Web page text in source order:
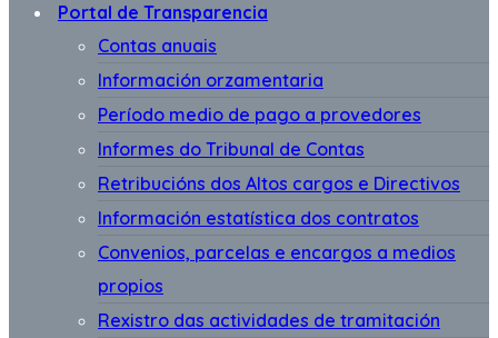
Portal de Transparencia
Contas anuais
Información orzamentaria
Período medio de pago a provedores
Informes do Tribunal de Contas
Retribucións dos Altos cargos e Directivos
Información estatística dos contratos
Convenios, parcelas e encargos a medios
propios
Rexistro das actividades de tramitación